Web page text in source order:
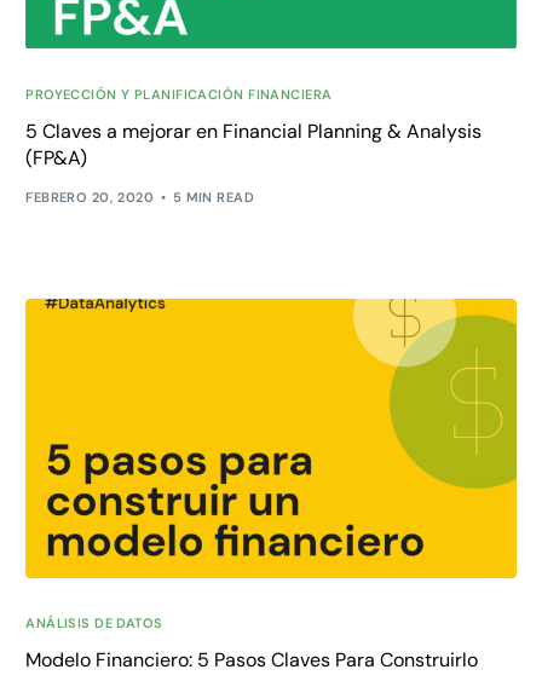
PROYECCIÓN Y PLANIFICACIÓN FINANCIERA
5 Claves a mejorar en Financial Planning & Analysis
(FP&A)
FEBRERO 20, 2020 5 MIN READ
ANÁLISIS DE DATOS
Modelo Financiero: 5 Pasos Claves Para Construirlo